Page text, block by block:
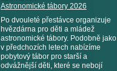
Astronomické tábory 2026
Po dvouleté přestávce organizuje
hvězdárna pro děti a mládež
astronomické tábory. Podobně jako
v předchozích letech nabízíme
pobytový tábor pro starší a
odvážnější děti, které se nebojí